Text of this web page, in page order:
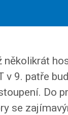
několikrát
v 9. patře
Do
se